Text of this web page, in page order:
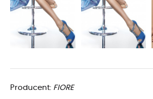
Producent: FIORE